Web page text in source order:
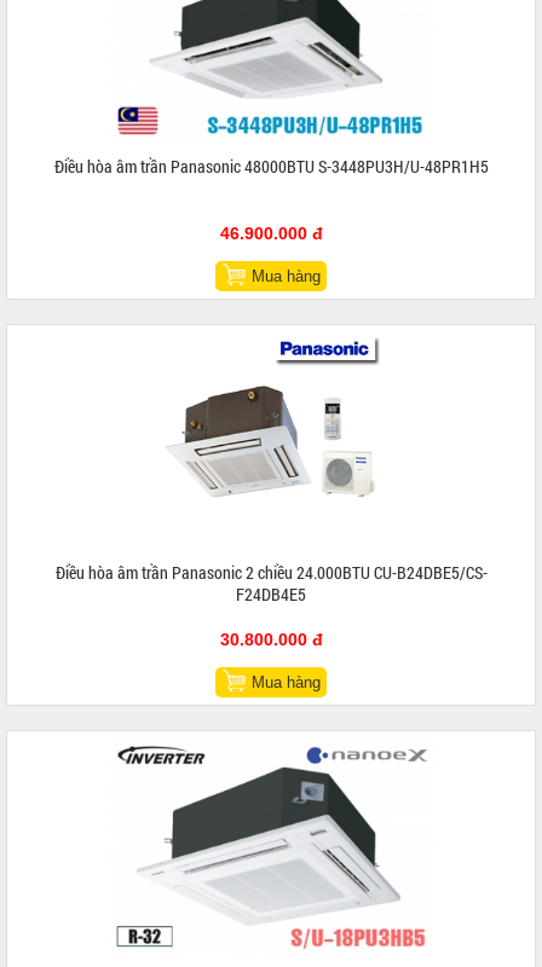
Điều hòa âm trần Panasonic 48000BTU S-3448PU3H/U-48PR1H5
46.900.000 đ
Mua hàng
Điều hòa âm trần Panasonic 2 chiều 24.000BTU CU-B24DBE5/CS-
F24DB4E5
30.800.000 đ
Mua hàng